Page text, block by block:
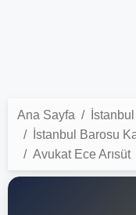
Ana Sayfa
İstanbul Barosu
Avukat Ece Arısüt